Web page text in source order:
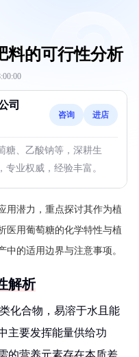
料的可行性分析
司
咨询 进店
糖、乙酸钠等，深耕生
专业权威，经验丰富。
用潜力，重点探讨其作为植
医用葡萄糖的化学特性与植
的适用边界与注意事项。
解析
化合物，易溶于水且能
主要发挥能量供给功
的营养元素存在本质差